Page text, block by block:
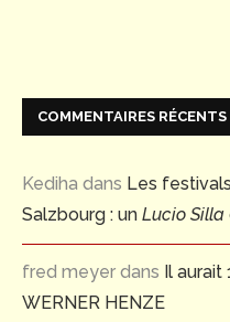
COMMENTAIRES RÉCENTS
Kediha dans Les
Salzbourg : un Lucio Silla
fred meyer dans Il aurait
WERNER HENZE